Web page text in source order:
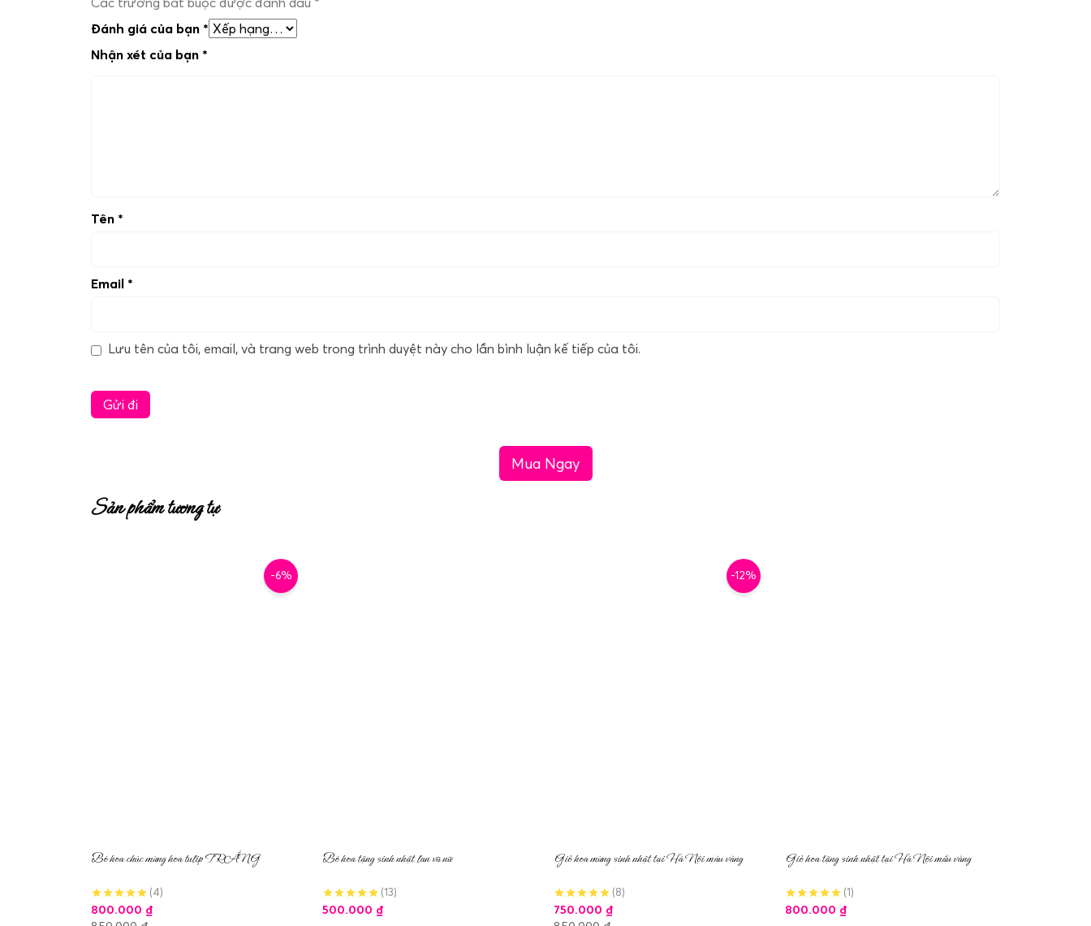
Đánh giá của bạn *
Nhận xét của bạn *
Tên *
Email *
Lưu tên của tôi, email, và trang web trong trình duyệt này cho lần bình luận kế tiếp của tôi.
Mua Ngay
Sản phẩm tương tự
-6%
Bó hoa chúc mừng hoa tulip TRẮNG
(4)
800.000 ₫
Bó hoa tặng sinh nhật lan vũ nữ
(13)
500.000 ₫
-12%
Giỏ hoa mừng sinh nhật tại Hà Nội màu vàng
(8)
750.000 ₫
Giỏ hoa tặng sinh nhật tại Hà Nội mầu vàng
(1)
800.000 ₫